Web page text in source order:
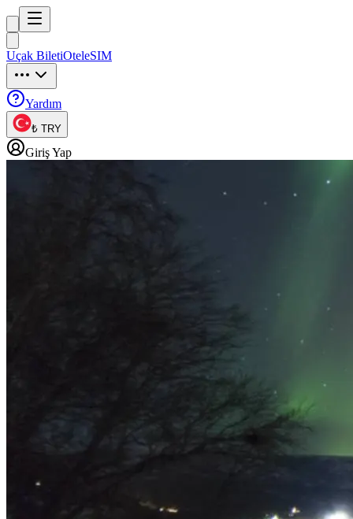
Tripuck
Uçak BiletiOteleSIM
Yardım
₺ TRY
Giriş Yap